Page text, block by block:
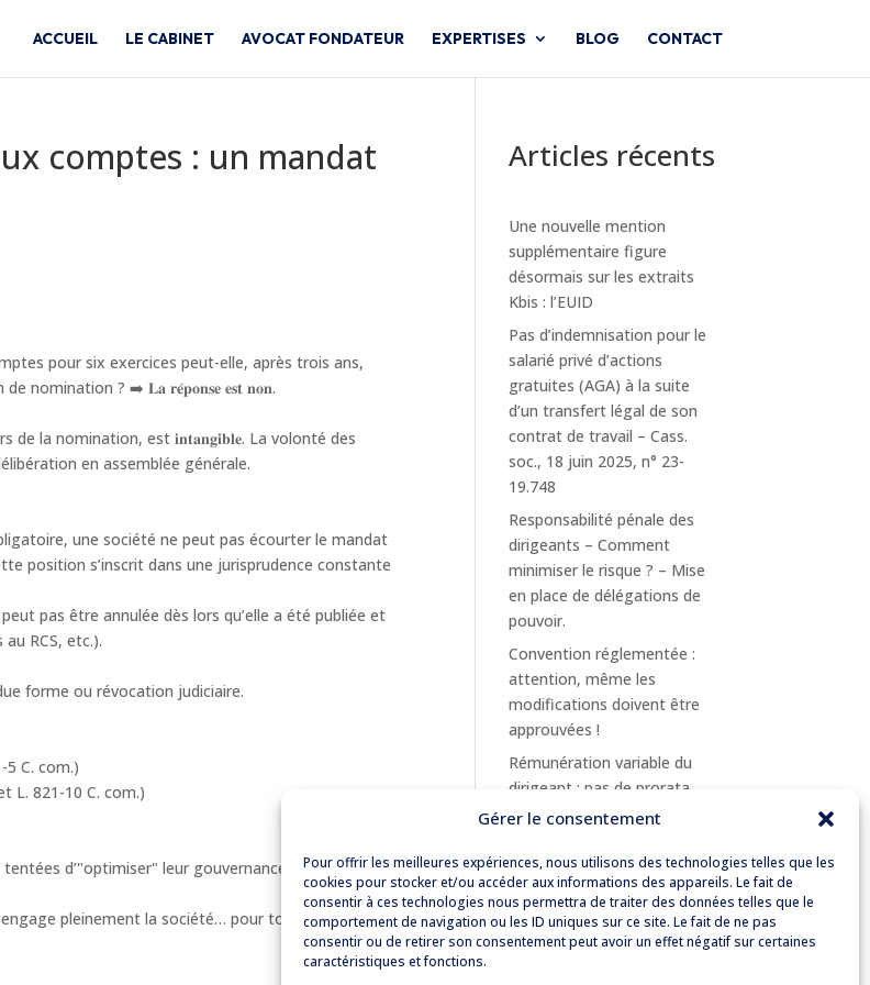
Gérer le consentement
Pour offrir les meilleures expériences, nous utilisons des technologies telles que les
cookies pour stocker et/ou accéder aux informations des appareils. Le fait de
consentir à ces technologies nous permettra de traiter des données telles que le
comportement de navigation ou les ID uniques sur ce site. Le fait de ne pas
consentir ou de retirer son consentement peut avoir un effet négatif sur certaines
caractéristiques et fonctions.
ACCUEIL LE CABINET AVOCAT FONDATEUR EXPERTISES BLOG CONTACT
comptes : un mandat
pour six exercices peut-elle, après trois ans,
nomination ? ➡️ 𝐋𝐚 𝐫𝐞́𝐩𝐨𝐧𝐬𝐞 𝐞𝐬𝐭 𝐧𝐨𝐧.
de la nomination, est 𝐢𝐧𝐭𝐚𝐧𝐠𝐢𝐛𝐥𝐞. La volonté des
en assemblée générale.
obligatoire, une société ne peut pas écourter le mandat
position s’inscrit dans une jurisprudence constante
peut pas être annulée dès lors qu’elle a été publiée et
RCS, etc.).
forme ou révocation judiciaire.
5 C. com.)
L. 821-10 C. com.)
d’"optimiser" leur gouvernance ou leurs coûts.
engage pleinement la société… pour toute la durée
Articles récents
Une nouvelle mention
supplémentaire figure
désormais sur les extraits
Kbis : l’EUID
Pas d’indemnisation pour le
salarié privé d’actions
gratuites (AGA) à la suite
d’un transfert légal de son
contrat de travail – Cass.
soc., 18 juin 2025, n° 23-
19.748
Responsabilité pénale des
dirigeants – Comment
minimiser le risque ? – Mise
en place de délégations de
pouvoir.
Convention réglementée :
attention, même les
modifications doivent être
approuvées !
Rémunération variable du
dirigeant : pas de prorata
temporis en cas de départ en